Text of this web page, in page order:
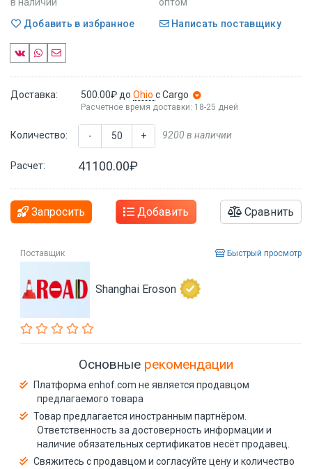
Добавить в избранное
Написать поставщику
Доставка: 500.00₽ до Ohio с Cargo
Расчетное время доставки: 18-25 дней
Количество: - + 9200 в наличии
Расчет: 41100.00₽
Запросить Добавить Сравнить
Поставщик Быстрый просмотр
Shanghai Eroson
Основные рекомендации
Платформа enhof.com не является продавцом
предлагаемого товара
Товар предлагается иностранным партнёром.
Ответственность за достоверность информации и
наличие обязательных сертификатов несёт продавец.
Свяжитесь с продавцом и согласуйте цену и количество